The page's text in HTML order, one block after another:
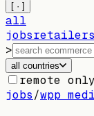
[ · ]
all
jobsretailers
>
all countries
remote only
jobs/wpp